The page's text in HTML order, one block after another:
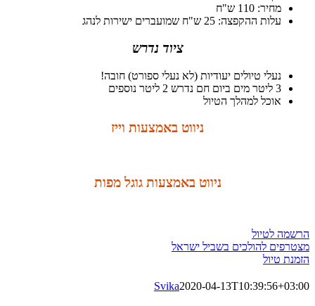
מחיר: 110 ש"ח
עלות ההקפצה: 25 ש"ח שמועברים ישירות לנהג
ציוד נדרש
נעלי טיולים יעודיות (לא נעלי ספורט) חובה!
3 ליטר מים ביום חם נדרש 2 ליטר נוספים
אוכל למהלך הטיול
ניווט באמצעות וייז
ניווט באמצעות גוגל מפות
הרשמה לטיול
מצטרפים להולכים בשביל ישראל
הזמנת טיול
Svika2020-04-13T10:39:56+03:00